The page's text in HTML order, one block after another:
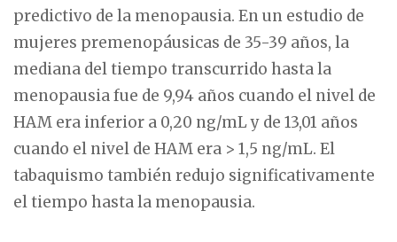
predictivo de la menopausia. En un estudio de
mujeres premenopáusicas de 35-39 años, la
mediana del tiempo transcurrido hasta la
menopausia fue de 9,94 años cuando el nivel de
HAM era inferior a 0,20 ng/mL y de 13,01 años
cuando el nivel de HAM era > 1,5 ng/mL. El
tabaquismo también redujo significativamente
el tiempo hasta la menopausia.